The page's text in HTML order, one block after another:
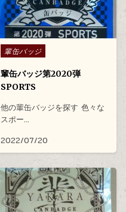
Posted in
輩缶バッジ
輩缶バッジ第2020弾
SPORTS
他の輩缶バッジを探す 色々な
スポー…
2022/07/20